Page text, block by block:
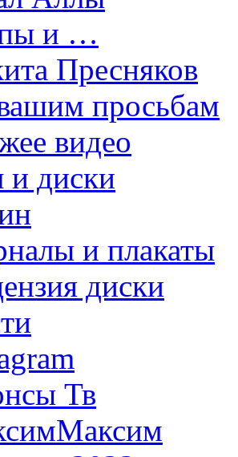
и …
Пресняков
просьбам
видео
диски
и плакаты
диски
Тв